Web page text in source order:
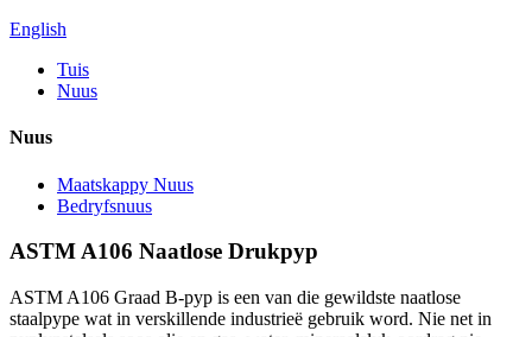
English
Tuis
Nuus
Nuus
Maatskappy Nuus
Bedryfsnuus
ASTM A106 Naatlose Drukpyp
ASTM A106 Graad B-pyp is een van die gewildste naatlose
staalpype wat in verskillende industrieë gebruik word. Nie net in